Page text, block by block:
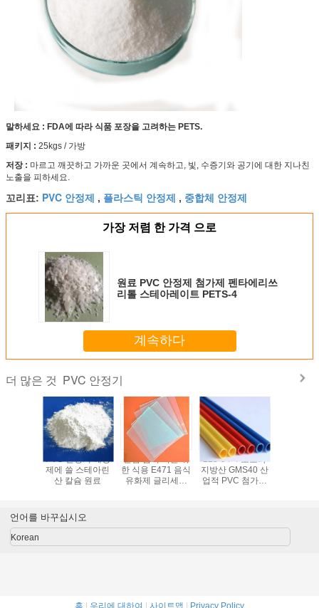
말하세요 : FDA에 따라 식품 포장을 고려하는 PETS.
패키지 : 25kgs / 가방
저장 : 마르고 깨끗하고 가까운 곳에서 계속하고, 빛, 수증기와 공기에 대한 지나친
노출을 피하세요.
꼬리표: PVC 안정제 , 플라스틱 안정제 , 중합체 안정제
가장 저렴 한 가격 으로
원료 PVC 안정제 첨가제 펜타에리쓰
리톨 스테아레이트 PETS-4
계속하다
더 많은 것 PVC 안정기
PVC 안정기 해방
제에 쓸 스테아린
산 칼슘 원료
산업 음식/약을 위
한 식용 E471 음식
유화제 글리세롤
123-94-4 모노와
지방산 GMS40 산
업적 PVC 첨가제
언어를 바꾸십시오
Korean
홈 | 우리에 대하여 | 사이트맵 | Privacy Policy